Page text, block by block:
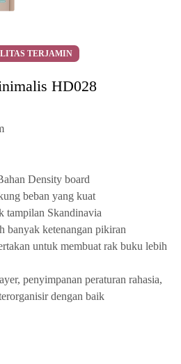
TERJAMIN
HD028
Density board
beban yang kuat
tampilan Skandinavia
banyak ketenangan pikiran
untuk membuat rak buku lebih
penyimpanan peraturan rahasia,
dengan baik